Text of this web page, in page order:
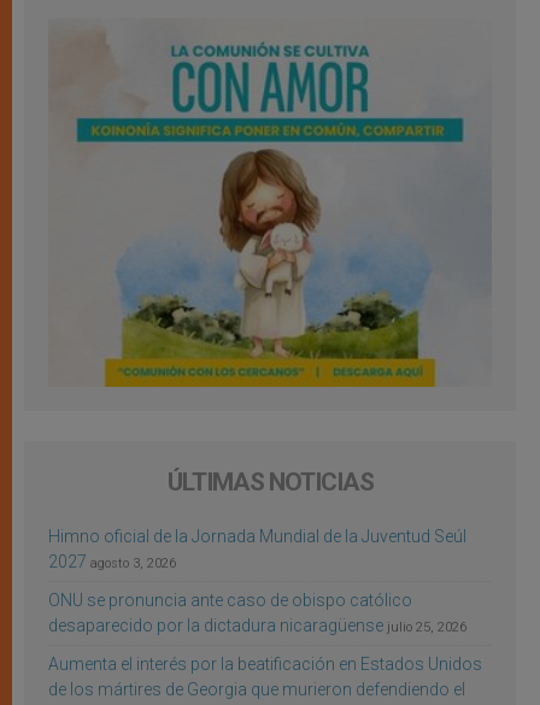
ÚLTIMAS NOTICIAS
Himno oficial de la Jornada Mundial de la Juventud Seúl
2027 agosto 3, 2026
ONU se pronuncia ante caso de obispo católico
desaparecido por la dictadura nicaragüense julio 25, 2026
Aumenta el interés por la beatificación en Estados Unidos
de los mártires de Georgia que murieron defendiendo el